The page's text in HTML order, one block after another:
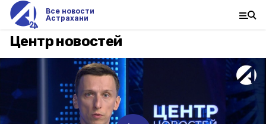
Все новости
Астрахани
Центр новостей